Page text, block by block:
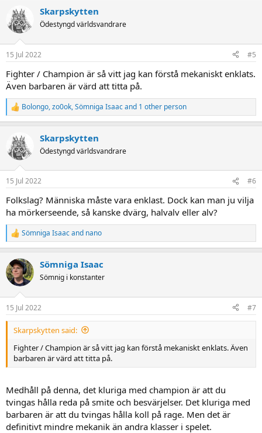
c
t
i
s
Skarpskytten
Ödestyngd världsvandrare
15 Jul 2022 #5
Fighter / Champion är så vitt jag kan förstå mekaniskt enklats.
Även barbaren är värd att titta på.
R
e
c
t
i
s
Bolongo,zo0ok,Sömniga Isaacand 1 other person
Skarpskytten
Ödestyngd världsvandrare
15 Jul 2022 #6
Folkslag? Människa måste vara enklast. Dock kan man ju vilja
ha mörkerseende, så kanske dvärg, halvalv eller alv?
R
e
c
t
i
s
:
Sömniga Isaacand nano
Sömniga Isaac
Sömnig i konstanter
15 Jul 2022 #7
Skarpskytten said:
Fighter / Champion är så vitt jag kan förstå mekaniskt enklats. Även
barbaren är värd att titta på.
Medhåll på denna, det kluriga med champion är att du
tvingas hålla reda på smite och besvärjelser. Det kluriga med
barbaren är att du tvingas hålla koll på rage. Men det är
definitivt mindre mekanik än andra klasser i spelet.